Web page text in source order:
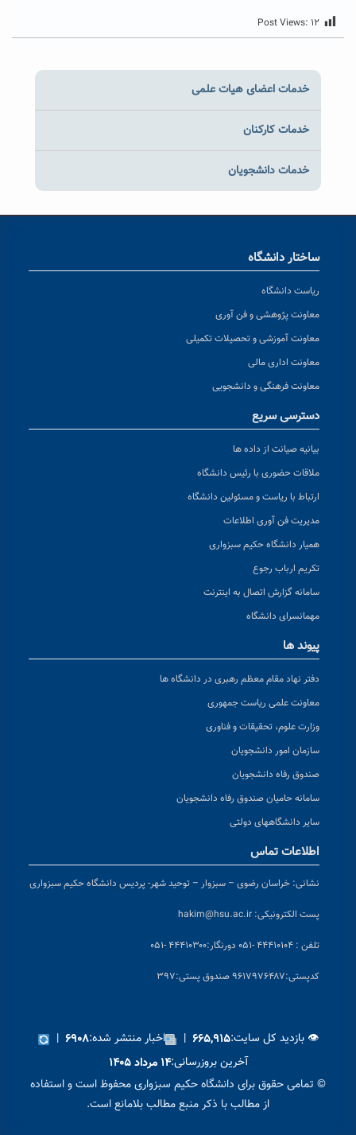
Post Views: ۱۲
خدمات اعضای هیات علمی
خدمات کارکنان
خدمات دانشجویان
ساختار دانشگاه
ریاست دانشگاه
معاونت پژوهشی و فن آوری
معاونت آموزشی و تحصیلات تکمیلی
معاونت اداری مالی
معاونت فرهنگی و دانشجویی
دسترسی سریع
بیانیه صیانت از داده ها
ملاقات حضوری با رئیس دانشگاه
ارتباط با ریاست و مسئولین دانشگاه
مدیریت فن آوری اطلاعات
همیار دانشگاه حکیم سبزواری
تکریم ارباب رجوع
سامانه گزارش اتصال به اینترنت
مهمانسرای دانشگاه
پیوند ها
دفتر نهاد مقام معظم رهبری در دانشگاه ها
معاونت علمی ریاست جمهوری
وزارت علوم، تحقیقات و فناوری
سازمان امور دانشجویان
صندوق رفاه دانشجویان
سامانه حامیان صندوق رفاه دانشجویان
سایر دانشگاههای دولتی
اطلاعات تماس
نشانی: خراسان رضوی – سبزوار – توحید شهر- پردیس دانشگاه حکیم سبزواری
پست الکترونیکی: hakim@hsu.ac.ir
تلفن : ۴۴۴۱۰۱۰۴ -۰۵۱ دورنگار:۴۴۴۱۰۳۰۰ -۰۵۱
کدپستی:۹۶۱۷۹۷۶۴۸۷ صندوق پستی:۳۹۷
👁 بازدید کل سایت:۶۶۵,۹۱۵ | اخبار منتشر شده:۶۹۰۸ |
آخرین بروزرسانی:۱۴ مرداد ۱۴۰۵
© تمامی حقوق برای دانشگاه حکیم سبزواری محفوظ است و استفاده
از مطالب با ذکر منبع مطالب بلامانع است.